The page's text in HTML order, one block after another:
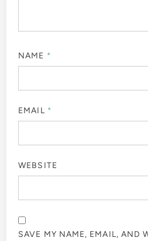
NAME *
EMAIL *
WEBSITE
SAVE MY NAME, EMAIL, AND